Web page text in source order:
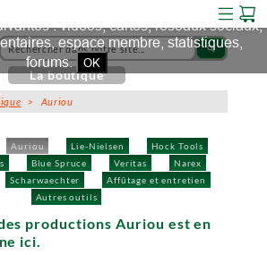
search
Auriou Lie-Nielsen
Hock Tools
Blue Spruce Veritas
Narex
Scharwaechter
Affûtage et entretien
Autres outils
La boutique
> Auriou
productions Auriou est en
ici.
qu'il utilise collectent des cookies pour
: vidéos, cartes, réseaux sociaux,
espace membre, statistiques,
forums. OK